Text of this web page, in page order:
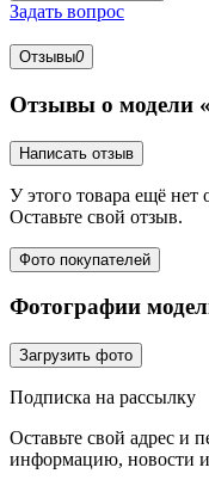
Задать вопрос
Отзывы0
Отзывы о модели
Написать отзыв
У этого товара ещё нет
Оставьте свой отзыв.
Фото покупателей
Фотографии
Загрузить фото
Подписка на рассылку
Оставьте свой адрес и
информацию, новости